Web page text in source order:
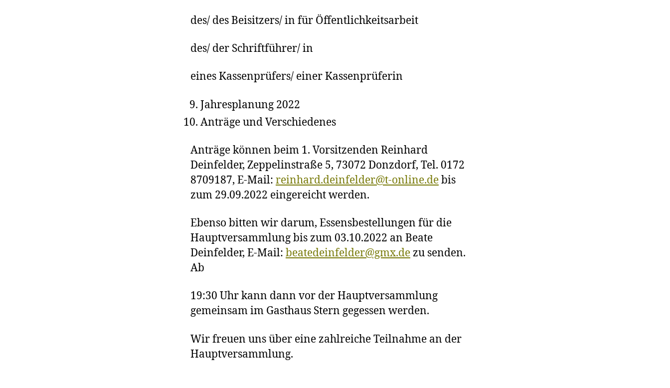
des/ des Beisitzers/ in für Öffentlichkeitsarbeit
des/ der Schriftführer/ in
eines Kassenprüfers/ einer Kassenprüferin
Jahresplanung 2022
Anträge und Verschiedenes
Anträge können beim 1. Vorsitzenden Reinhard
Deinfelder, Zeppelinstraße 5, 73072 Donzdorf, Tel. 0172
8709187, E-Mail: reinhard.deinfelder@t-online.debis
zum 29.09.2022 eingereicht werden.
Ebenso bitten wir darum, Essensbestellungen für die
Hauptversammlung bis zum 03.10.2022 an Beate
Deinfelder, E-Mail: beatedeinfelder@gmx.dezu senden.
Ab
19:30 Uhr kann dann vor der Hauptversammlung
gemeinsam im Gasthaus Stern gegessen werden.
Wir freuen uns über eine zahlreiche Teilnahme an der
Hauptversammlung.